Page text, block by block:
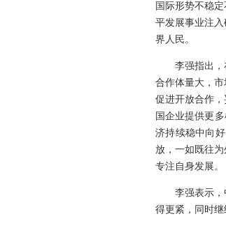
国际形势不稳
平发展事业注
界人民。
李强指出
合作体量大，
促进开放合作
国企业提供更
济持续稳中向
放，一如既往
专注自身发展。
李强表示
得更紧，同时